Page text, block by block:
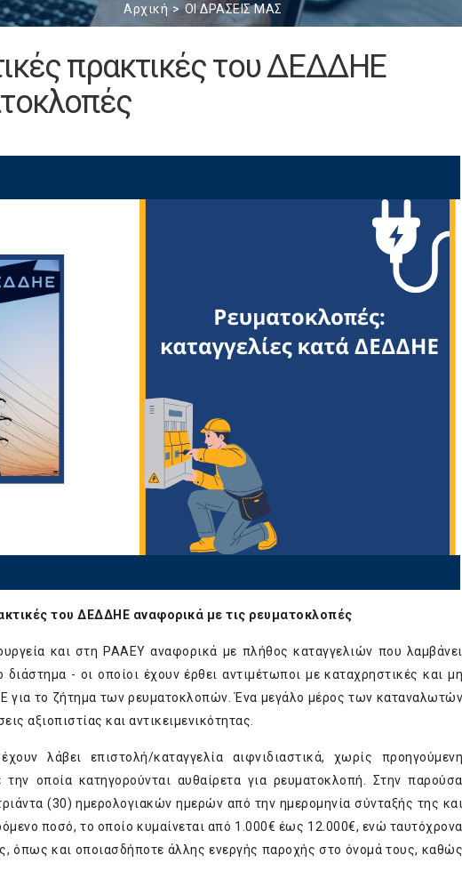
Αρχική ΟΙ ΔΡΑΣΕΙΣ ΜΑΣ
πρακτικές του ΔΕΔΔΗΕ
του ΔΕΔΔΗΕ αναφορικά με τις ρευματοκλοπές
και στη ΡΑΑΕΥ αναφορικά με πλήθος καταγγελιών που λαμβάνει
- οι οποίοι έχουν έρθει αντιμέτωποι με καταχρηστικές και μη
για το ζήτημα των ρευματοκλοπών. Ένα μεγάλο μέρος των καταναλωτών
αξιοπιστίας και αντικειμενικότητας.
λάβει επιστολή/καταγγελία αιφνιδιαστικά, χωρίς προηγούμενη
οποία κατηγορούνται αυθαίρετα για ρευματοκλοπή. Στην παρούσα
(30) ημερολογιακών ημερών από την ημερομηνία σύνταξής της και
ποσό, το οποίο κυμαίνεται από 1.000€ έως 12.000€, ενώ ταυτόχρονα
όπως και οποιασδήποτε άλλης ενεργής παροχής στο όνομά τους, καθώς